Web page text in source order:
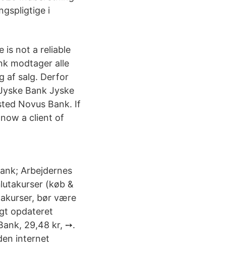
i
is not a reliable
modtager alle
af salg. Derfor
Bank Jyske
Novus Bank. If
a client of
Arbejdernes
(køb &
bør være
opdateret
29,48 kr, ➙.
internet